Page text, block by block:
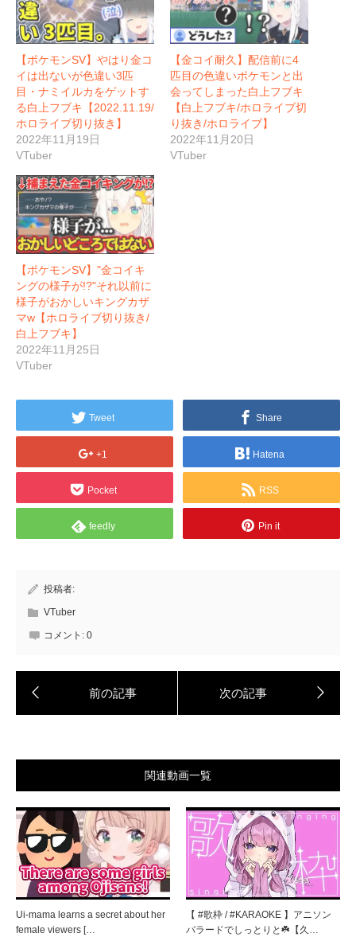
【ポケモンSV】やはり金コ
イは出ないが色違い3匹
目・ナミイルカをゲットす
る白上フブキ【2022.11.19/
ホロライブ切り抜き】
2022年11月19日
VTuber
【金コイ耐久】配信前に4
匹目の色違いポケモンと出
会ってしまった白上フブキ
【白上フブキ/ホロライブ切
り抜き/ホロライブ】
2022年11月20日
VTuber
【ポケモンSV】"金コイキ
ングの様子が!?"それ以前に
様子がおかしいキングカザ
マw【ホロライブ切り抜き/
白上フブキ】
2022年11月25日
VTuber
Tweet Share
+1 Hatena
Pocket RSS
feedly Pin it
投稿者:
VTuber
コメント: 0
関連動画一覧
Ui-mama learns a secret about her
female viewers […
【 #歌枠 / #KARAOKE 】アニソン
バラードでしっとりと☘️【久…